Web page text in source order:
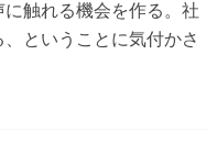
触れる機会を作る。社
ということに気付かさ